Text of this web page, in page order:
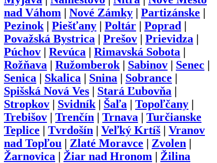
nad Váhom | Nové Zámky | Partizánske |
Pezinok | Piešťany | Poltár | Poprad |
Považská Bystrica | Prešov | Prievidza |
Púchov | Revúca | Rimavská Sobota |
Rožňava | Ružomberok | Sabinov | Senec |
Senica | Skalica | Snina | Sobrance |
Spišská Nová Ves | Stará Ľubovňa |
Stropkov | Svidník | Šaľa | Topoľčany |
Trebišov | Trenčín | Trnava | Turčianske
Teplice | Tvrdošín | Veľký Krtíš | Vranov
nad Topľou | Zlaté Moravce | Zvolen |
Žarnovica | Žiar nad Hronom | Žilina